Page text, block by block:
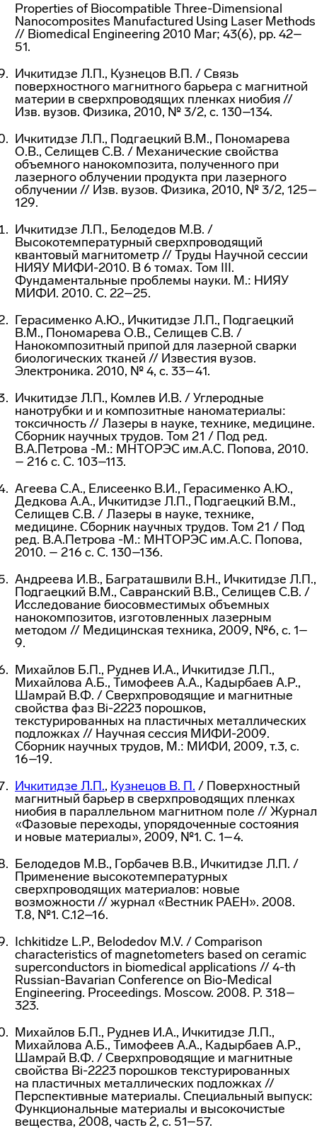
Properties of Biocompatible Three-Dimensional
Nanocomposites Manufactured Using Laser Methods
// Biomedical Engineering 2010 Mar; 43(6), pp. 42–
51.
Ичкитидзе Л.П., Кузнецов В.П. / Связь
поверхностного магнитного барьера с магнитной
материи в сверхпроводящих пленках ниобия //
Изв. вузов. Физика, 2010, № 3/2, с. 130–134.
Ичкитидзе Л.П., Подгаецкий В.М., Пономарева
О.В., Селищев С.В. / Механические свойства
объемного нанокомпозита, полученного при
лазерного облучении продукта при лазерного
облучении // Изв. вузов. Физика, 2010, № 3/2, 125–
129.
Ичкитидзе Л.П., Белодедов М.В. /
Высокотемпературный сверхпроводящий
квантовый магнитометр // Труды Научной сессии
НИЯУ МИФИ-2010. В 6 томах. Том III.
Фундаментальные проблемы науки. М.: НИЯУ
МИФИ. 2010. С. 22–25.
Герасименко А.Ю., Ичкитидзе Л.П., Подгаецкий
В.М., Пономарева О.В., Селищев С.В. /
Нанокомпозитный припой для лазерной сварки
биологических тканей // Известия вузов.
Электроника. 2010, № 4, с. 33–41.
Ичкитидзе Л.П., Комлев И.В. / Углеродные
нанотрубки и и композитные наноматериалы:
токсичность // Лазеры в науке, технике, медицине.
Сборник научных трудов. Том 21 / Под ред.
В.А.Петрова -М.: МНТОРЭС им.А.С. Попова, 2010.
– 216 с. C. 103–113.
Агеева С.А., Елисеенко В.И., Герасименко А.Ю.,
Дедкова А.А., Ичкитидзе Л.П., Подгаецкий В.М.,
Селищев С.В. / Лазеры в науке, технике,
медицине. Сборник научных трудов. Том 21 / Под
ред. В.А.Петрова -М.: МНТОРЭС им.А.С. Попова,
2010. – 216 с. C. 130–136.
Андреева И.В., Баграташвили В.Н., Ичкитидзе Л.П.,
Подгаецкий В.М., Савранский В.В., Селищев С.В. /
Исследование биосовместимых объемных
нанокомпозитов, изготовленных лазерным
методом // Медицинская техника, 2009, №6, с. 1–
9.
Михайлов Б.П., Руднев И.А., Ичкитидзе Л.П.,
Михайлова А.Б., Тимофеев А.А., Кадырбаев А.Р.,
Шамрай В.Ф. / Сверхпроводящие и магнитные
свойства фаз Bi-2223 порошков,
текстурированных на пластичных металлических
подложках // Научная сессия МИФИ-2009.
Сборник научных трудов, М.: МИФИ, 2009, т.3, с.
16–19.
Ичкитидзе Л.П., Кузнецов В. П. / Поверхностный
магнитный барьер в сверхпроводящих пленках
ниобия в параллельном магнитном поле // Журнал
«Фазовые переходы, упорядоченные состояния
и новые материалы», 2009, №1. С. 1–4.
Белодедов М.В., Горбачев В.В., Ичкитидзе Л.П. /
Применение высокотемпературных
сверхпроводящих материалов: новые
возможности // журнал «Вестник РАЕН». 2008.
Т.8, №1. С.12–16.
Ichkitidze L.P., Belodedov M.V. / Comparison
characteristics of magnetometers based on ceramic
superconductors in biomedical applications // 4-th
Russian-Bavarian Conference on Bio-Medical
Engineering. Proceedings. Moscow. 2008. P. 318–
323.
Михайлов Б.П., Руднев И.А., Ичкитидзе Л.П.,
Михайлова А.Б., Тимофеев А.А., Кадырбаев А.Р.,
Шамрай В.Ф. / Сверхпроводящие и магнитные
свойства Вi-2223 порошков текстурированных
на пластичных металлических подложках //
Перспективные материалы. Специальный выпуск:
Функциональные материалы и высокочистые
вещества, 2008, часть 2, с. 51–57.